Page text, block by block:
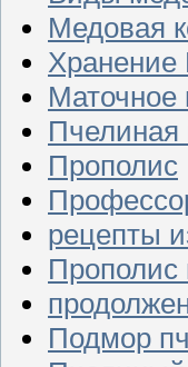
Медовая
Маточное
Пчелиная
Прополис
рецепты
Прополис
Подмор